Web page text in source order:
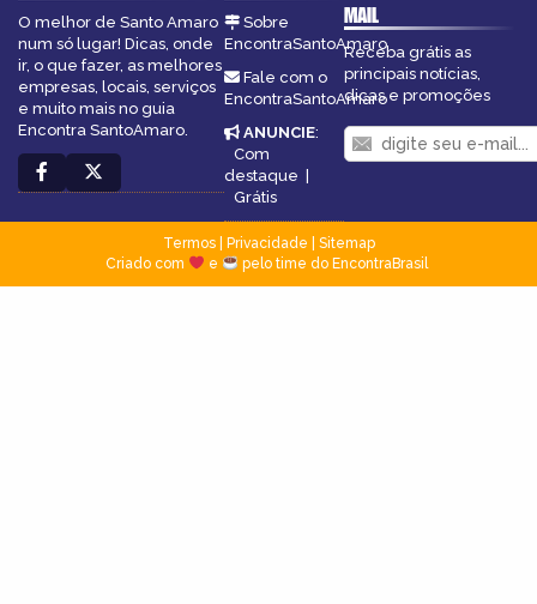
O melhor de Santo Amaro
num só lugar! Dicas, onde
ir, o que fazer, as melhores
empresas, locais, serviços
e muito mais no guia
Encontra SantoAmaro.
Sobre
EncontraSantoAmaro
Fale com o
EncontraSantoAmaro
ANUNCIE:
Com
destaque |
Grátis
MAIL
Receba grátis as
principais notícias,
dicas e promoções
Termos| Privacidade
Sitemap
Criado com
e pelo time do EncontraBrasil